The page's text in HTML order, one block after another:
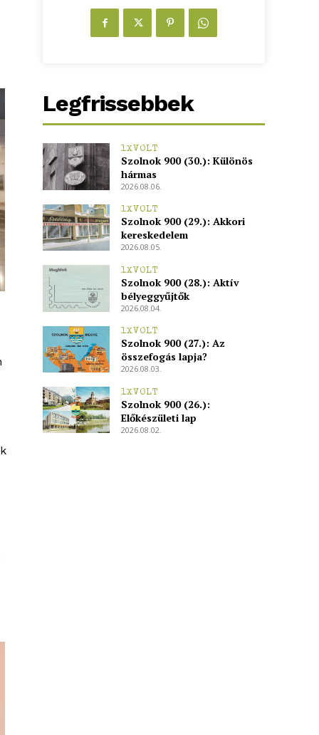
Legfrissebbek
1XVOLT
Szolnok 900 (30.): Különös
hármas
2026.08.06.
1XVOLT
Szolnok 900 (29.): Akkori
kereskedelem
2026.08.05.
1XVOLT
Szolnok 900 (28.): Aktív
bélyeggyűjtők
2026.08.04.
1XVOLT
Szolnok 900 (27.): Az
összefogás lapja?
2026.08.03.
1XVOLT
Szolnok 900 (26.):
Előkészületi lap
2026.08.02.